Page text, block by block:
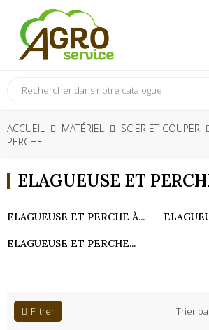
ACCUEIL MATÉRIEL SCIER ET COUPER
PERCHE
ELAGUEUSE ET
ELAGUEUSE ET PERCHE À...
ELAGUEUSE ET PERCHE...
Filtrer Trier